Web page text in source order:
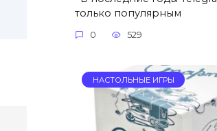
только популярным
0 529
НАСТОЛЬНЫЕ ИГРЫ